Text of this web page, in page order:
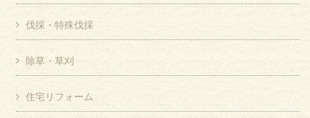
伐採・特殊伐採
除草・草刈
住宅リフォーム